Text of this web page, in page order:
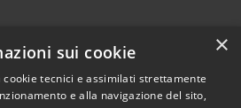
×
sui cookie
tecnici e assimilati strettamente
e alla navigazione del sito,